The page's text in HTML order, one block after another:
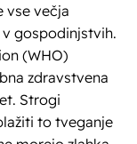
vse večja
gospodinjstvih.
(WHO)
zdravstvena
Strogi
to tveganje